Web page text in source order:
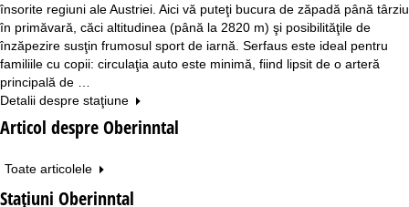
însorite regiuni ale Austriei. Aici vă puteţi bucura de zăpadă până târziu
în primăvară, căci altitudinea (până la 2820 m) şi posibilităţile de
înzăpezire susţin frumosul sport de iarnă. Serfaus este ideal pentru
familiile cu copii: circulaţia auto este minimă, fiind lipsit de o arteră
principală de …
Detalii despre staţiune
Articol despre Oberinntal
Toate articolele
Staţiuni Oberinntal